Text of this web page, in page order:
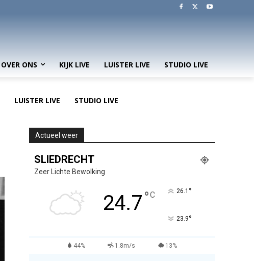
OVER ONS KIJK LIVE LUISTER LIVE STUDIO LIVE
LUISTER LIVE STUDIO LIVE
Actueel weer
SLIEDRECHT
Zeer Lichte Bewolking
24.7°C 26.1 °
23.9°
44% 1.8m/s 13%